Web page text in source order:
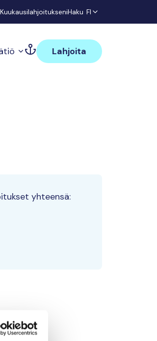
KuukausilahjoitukseniHaku FI
Lahjoita
yhteensä: